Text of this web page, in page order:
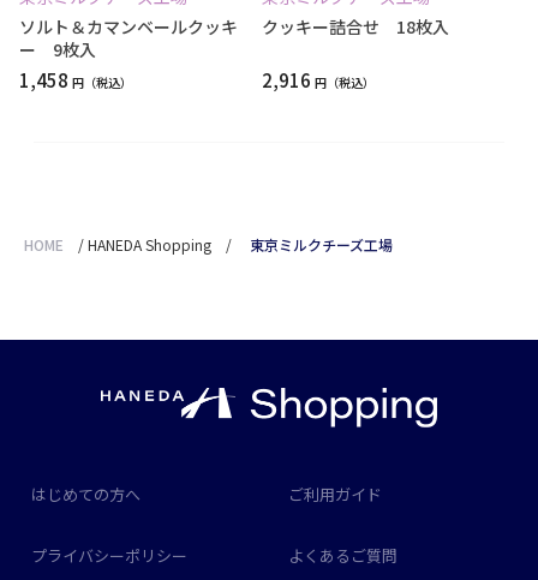
ソルト＆カマンベールクッキ
ー 9枚入
1,458 円
クッキー詰合せ 18枚入
2,916 円
HOME /HANEDA Shopping / 東京ミルクチーズ工場
はじめての方へ ご利用ガイド
プライバシーポリシー よくあるご質問